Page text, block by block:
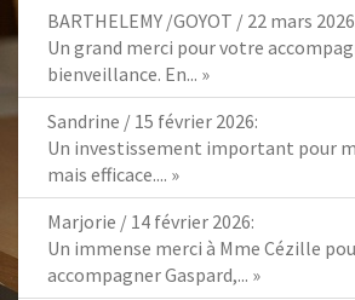
BARTHELEMY /GOYOT / 22 mars 2026
Un grand merci pour votre
bienveillance. En... »
Sandrine / 15 février 2026:
Un investissement important pour
mais efficace.... »
Marjorie / 14 février 2026:
Un immense merci à Mme Cézille
accompagner Gaspard,... »